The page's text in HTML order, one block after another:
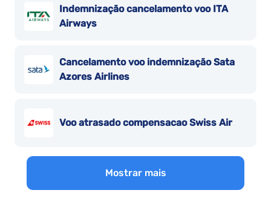
Indemnização cancelamento voo ITA
Airways
Cancelamento voo indemnização Sata
Azores Airlines
Voo atrasado compensacao Swiss Air
Mostrar mais